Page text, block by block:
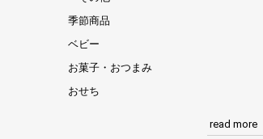
季節商品
ベビー
お菓子・おつまみ
おせち
read more